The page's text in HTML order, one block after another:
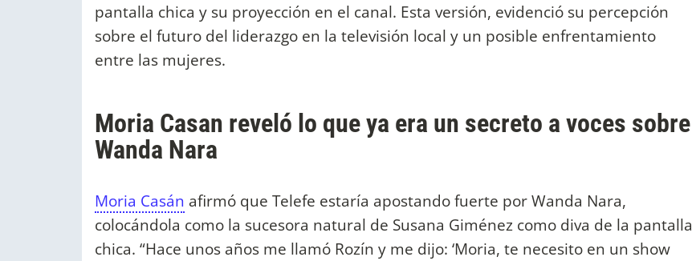
pantalla chica y su proyección en el canal. Esta versión, evidenció su percepción
sobre el futuro del liderazgo en la televisión local y un posible enfrentamiento
entre las mujeres.
Moria Casan reveló lo que ya era un secreto a voces sobre
Wanda Nara
Moria Casán afirmó que Telefe estaría apostando fuerte por Wanda Nara,
colocándola como la sucesora natural de Susana Giménez como diva de la pantalla
chica. “Hace unos años me llamó Rozín y me dijo: ‘Moria, te necesito en un show